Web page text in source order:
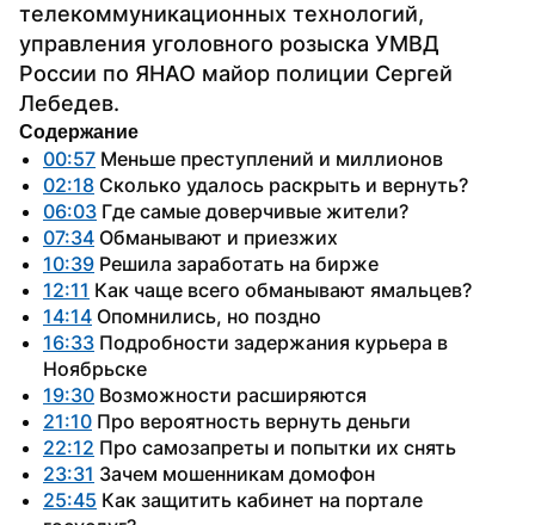
телекоммуникационных технологий,
управления уголовного розыска УМВД
России по ЯНАО майор полиции Сергей
Лебедев.
Содержание
00:57 Меньше преступлений и миллионов
02:18 Сколько удалось раскрыть и вернуть?
06:03 Где самые доверчивые жители?
07:34 Обманывают и приезжих
10:39 Решила заработать на бирже
12:11 Как чаще всего обманывают ямальцев?
14:14 Опомнились, но поздно
16:33 Подробности задержания курьера в
Ноябрьске
19:30 Возможности расширяются
21:10 Про вероятность вернуть деньги
22:12 Про самозапреты и попытки их снять
23:31 Зачем мошенникам домофон
25:45 Как защитить кабинет на портале